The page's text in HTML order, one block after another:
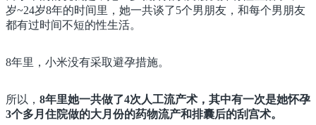
岁~24岁8年的时间里，她一共谈了5个男朋友，和每个男朋友
都有过时间不短的性生活。
8年里，小米没有采取避孕措施。
所以， 8年里她一共做了4次人工流产术，其中有一次是她怀孕
3个多月住院做的大月份的药物流产和排囊后的刮宫术。